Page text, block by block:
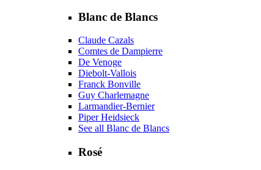
Blanc de Blancs
Claude Cazals
Comtes de Dampierre
De Venoge
Diebolt-Vallois
Franck Bonville
Guy Charlemagne
Larmandier-Bernier
Piper Heidsieck
See all Blanc de Blancs
Rosé